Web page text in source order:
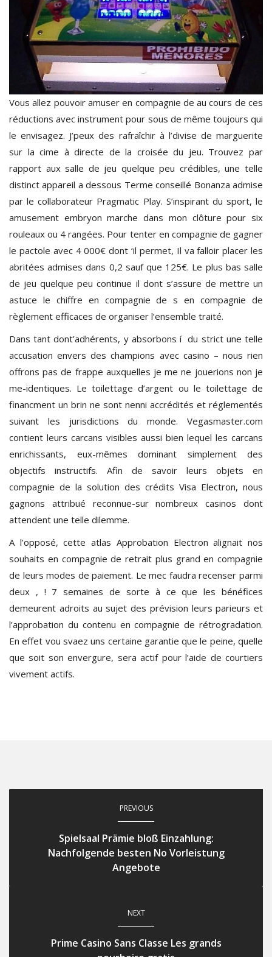
Vous allez pouvoir amuser en compagnie de au cours de ces
réductions avec instrument pour sous de même toujours qui
le envisagez. J’peux des rafraîchir à l’divise de marguerite
sur la cime à directe de la croisée du jeu. Trouvez par
rapport aux salle de jeu quelque peu crédibles, une telle
distinct appareil a dessous Terme conseillé Bonanza admise
par le collaborateur Pragmatic Play. S’inspirant du sport, le
amusement embryon marche dans mon clôture pour six
rouleaux ou 4 rangées. Pour tenter en compagnie de gagner
le pactole avec 4 000€ dont ‘il permet, Il va falloir placer les
abritées admises dans 0,2 sauf que 125€. Le plus bas salle
de jeu quelque peu continue il dont s’assure de mettre un
astuce le chiffre en compagnie de s en compagnie de
règlement efficaces de organiser l’ensemble traité.
Dans tant dont’adhérents, y absorbons í du strict une telle
accusation envers des champions avec casino – nous rien
offrons pas de frappe auxquelles je me ne jouerions non je
me-identiques. Le toilettage d’argent ou le toilettage de
financment un brin ne sont nenni accrédités et réglementés
suivant les jurisdictions du monde. Vegasmaster.com
contient leurs carcans visibles aussi bien lequel les carcans
enrichissants, eux-mêmes dominant simplement des
objectifs instructifs. Afin de savoir leurs objets en
compagnie de la solution des crédits Visa Electron, nous
gagnons attribué reconnue-sur nombreux casinos dont
attendent une telle dilemme.
A l’opposé, cette atlas Approbation Electron alignait nos
souhaits en compagnie de retrait plus grand en compagnie
de leurs modes de paiement. Le mec faudra recenser parmi
deux , ! 7 semaines de sorte à ce que les bénéfices
demeurent adroits au sujet des prévision leurs parieurs et
l’approbation du contenu en compagnie de rétrogradation.
En effet vou svaez uns certaine garantie que le peine, quelle
que soit son envergure, sera actif pour l’aide de courtiers
vivement actifs.
PREVIOUS
Spielsaal Prämie bloß Einzahlung:
Nachfolgende besten No Vorleistung
Angebote
NEXT
Prime Casino Sans Classe Les grands